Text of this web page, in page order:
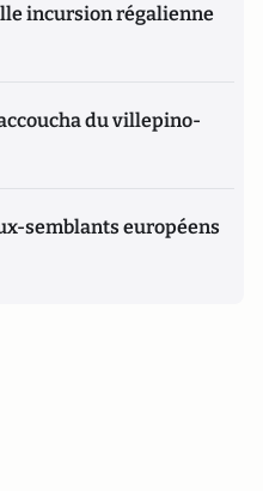
incursion régalienne
du villepino-
semblants européens